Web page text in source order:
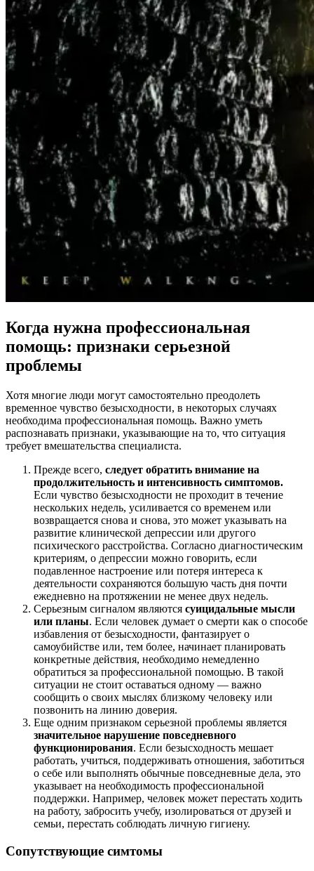
Когда нужна профессиональная
помощь: признаки серьезной
проблемы
Хотя многие люди могут самостоятельно преодолеть
временное чувство безысходности, в некоторых случаях
необходима профессиональная помощь. Важно уметь
распознавать признаки, указывающие на то, что ситуация
требует вмешательства специалиста.
Прежде всего, следует обратить внимание на
продолжительность и интенсивность симптомов.
Если чувство безысходности не проходит в течение
нескольких недель, усиливается со временем или
возвращается снова и снова, это может указывать на
развитие клинической депрессии или другого
психического расстройства. Согласно диагностическим
критериям, о депрессии можно говорить, если
подавленное настроение или потеря интереса к
деятельности сохраняются большую часть дня почти
ежедневно на протяжении не менее двух недель.
Серьезным сигналом являются суицидальные мысли
или планы. Если человек думает о смерти как о способе
избавления от безысходности, фантазирует о
самоубийстве или, тем более, начинает планировать
конкретные действия, необходимо немедленно
обратиться за профессиональной помощью. В такой
ситуации не стоит оставаться одному — важно
сообщить о своих мыслях близкому человеку или
позвонить на линию доверия.
Еще одним признаком серьезной проблемы является
значительное нарушение повседневного
функционирования. Если безысходность мешает
работать, учиться, поддерживать отношения, заботиться
о себе или выполнять обычные повседневные дела, это
указывает на необходимость профессиональной
поддержки. Например, человек может перестать ходить
на работу, забросить учебу, изолироваться от друзей и
семьи, перестать соблюдать личную гигиену.
Сопутствующие симтомы